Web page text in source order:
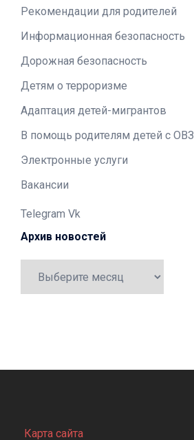
Рекомендации для родителей
Информационная безопасность
Дорожная безопасность
Детям о терроризме
Адаптация детей-мигрантов
В помощь родителям детей с ОВЗ
Электронные услуги
Вакансии
Telegram Vk
Архив новостей
новостей
Карта сайта